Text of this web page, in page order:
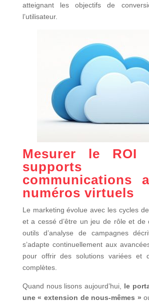
atteignant les objectifs de
l’utilisateur.
Mesurer le ROI
communications
numéros virtuels
Le marketing évolue avec les cycles
et a cessé d’être un jeu de rôle et de
outils d’analyse de campagnes
s’adapte continuellement aux
pour offrir des solutions variées et
complètes.
Quand nous lisons aujourd’hui, le
une « extension de nous-mêmes »